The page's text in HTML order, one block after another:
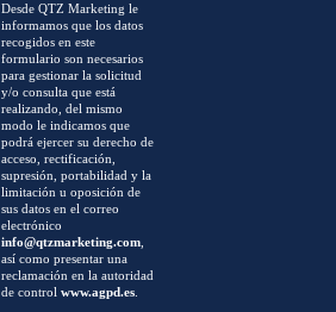
Desde QTZ Marketing le
informamos que los datos
recogidos en este
formulario son necesarios
para gestionar la solicitud
y/o consulta que está
realizando, del mismo
modo le indicamos que
podrá ejercer su derecho de
acceso, rectificación,
supresión, portabilidad y la
limitación u oposición de
sus datos en el correo
electrónico
info@qtzmarketing.com
así como presentar una
reclamación en la autoridad
de controlwww.agpd.es